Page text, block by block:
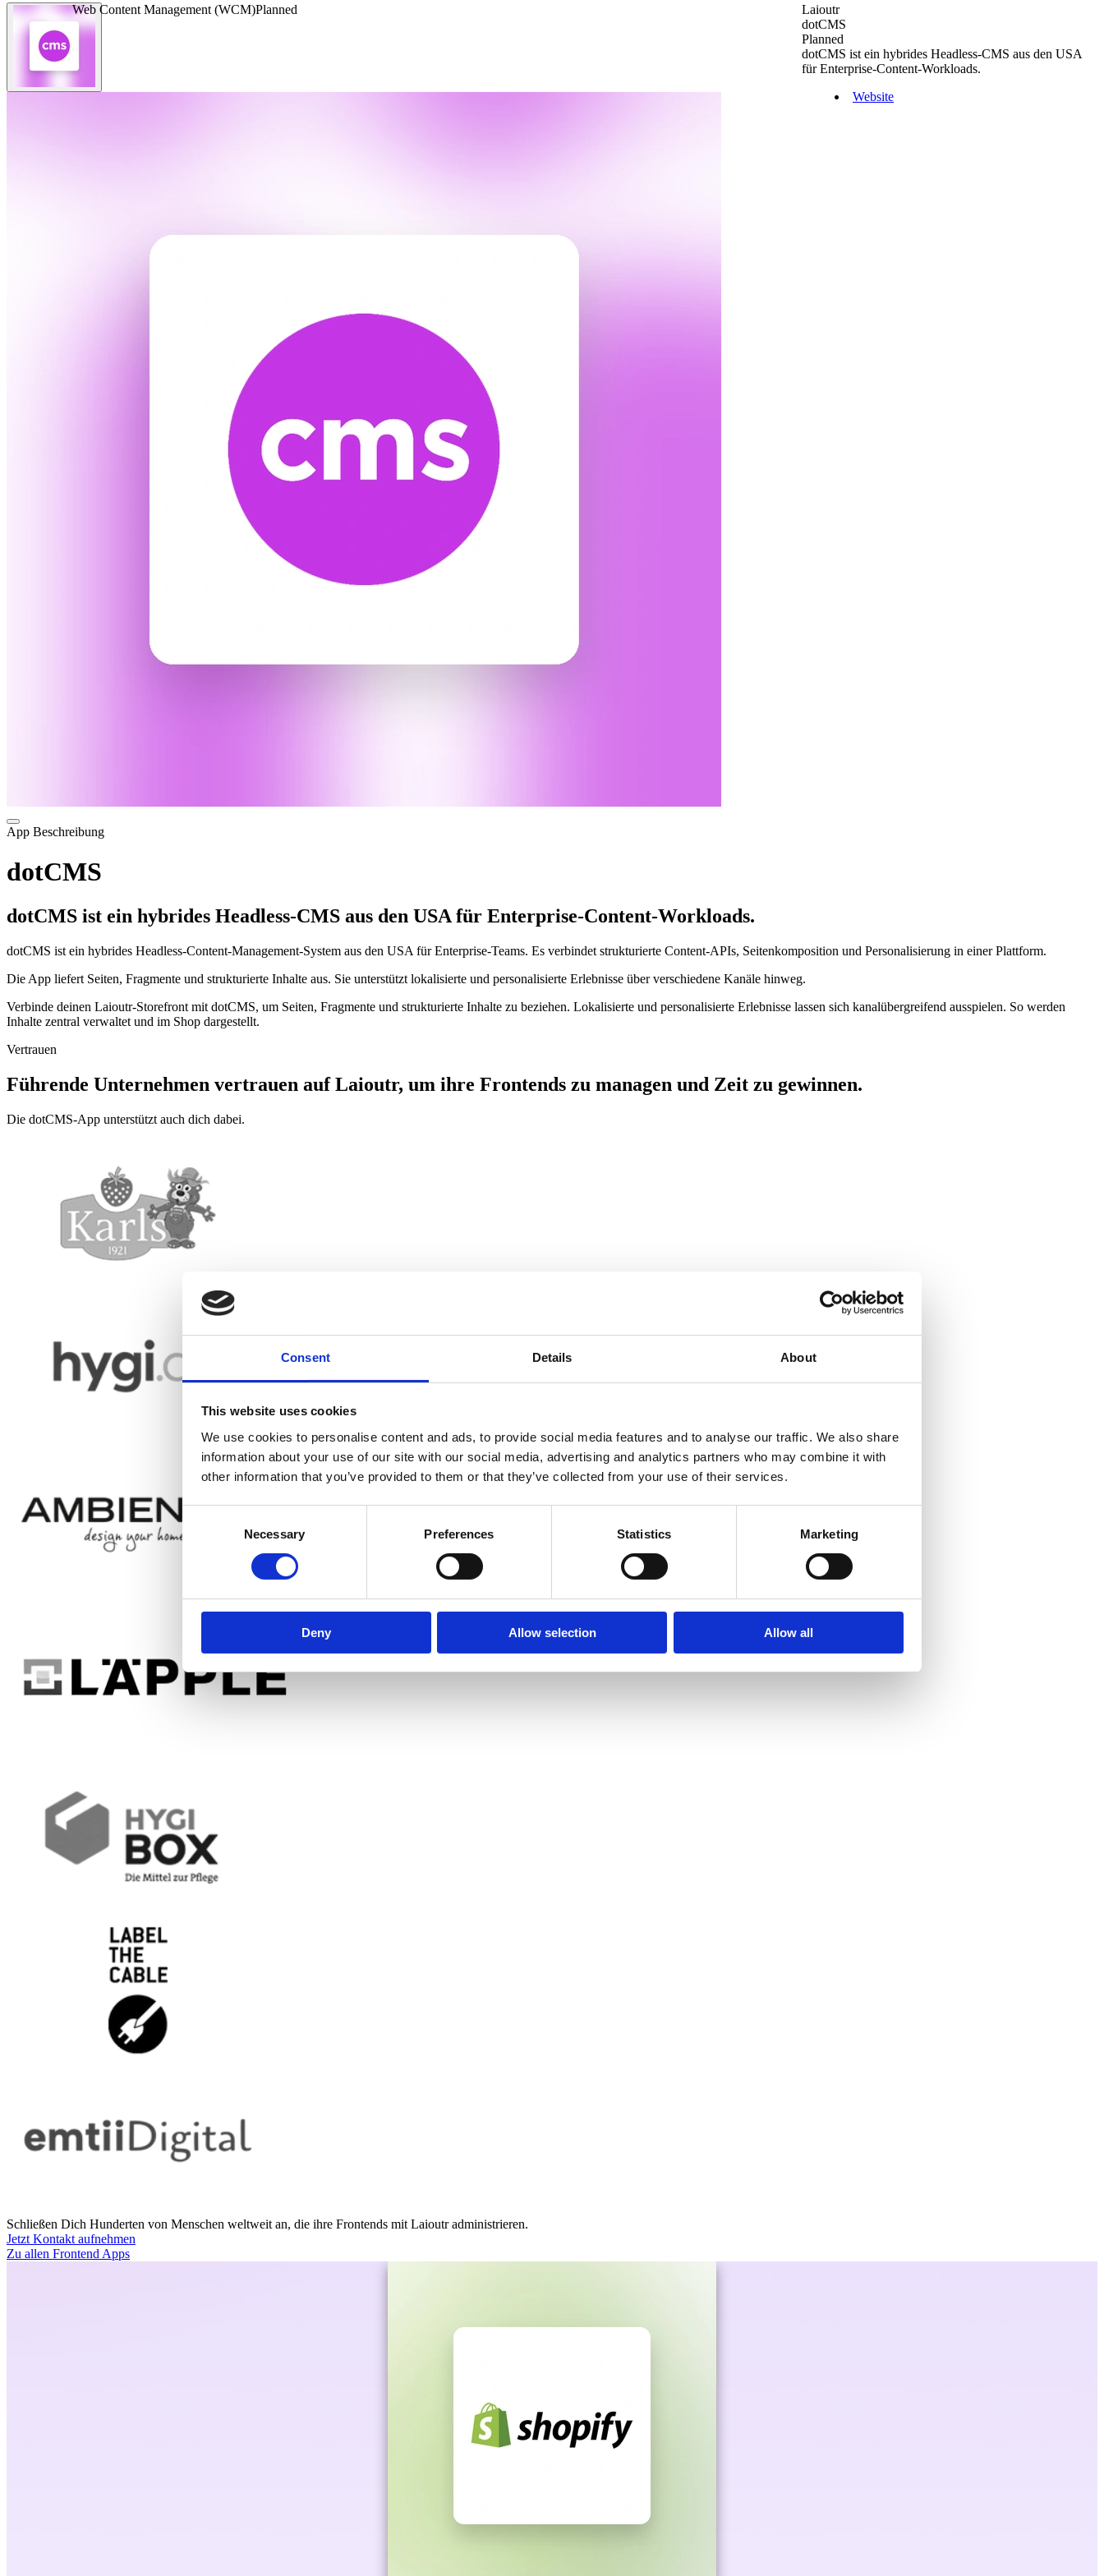
Consent Details About
This website uses cookies
We use cookies to personalise content and ads, to provide social media features and to analyse our traffic. We also share
information about your use of our site with our social media, advertising and analytics partners who may combine it with
other information that you’ve provided to them or that they’ve collected from your use of their services.
Selection
Necessary Preferences Statistics Marketing
Deny Allow selection Allow all
Web Content Management (WCM)Planned
Laioutr
dotCMS
Planned
dotCMS ist ein hybrides Headless-CMS aus den USA
für Enterprise-Content-Workloads.
Website
App Beschreibung
dotCMS
dotCMS ist ein hybrides Headless-CMS aus den USA für Enterprise-Content-Workloads.
dotCMS ist ein hybrides Headless-Content-Management-System aus den USA für Enterprise-Teams. Es verbindet strukturierte Content-APIs, Seitenkomposition und Personalisierung in einer Plattform.
Die App liefert Seiten, Fragmente und strukturierte Inhalte aus. Sie unterstützt lokalisierte und personalisierte Erlebnisse über verschiedene Kanäle hinweg.
Verbinde deinen Laioutr-Storefront mit dotCMS, um Seiten, Fragmente und strukturierte Inhalte zu beziehen. Lokalisierte und personalisierte Erlebnisse lassen sich kanalübergreifend ausspielen. So werden
Inhalte zentral verwaltet und im Shop dargestellt.
Vertrauen
Führende Unternehmen vertrauen auf Laioutr, um ihre Frontends zu managen und Zeit zu gewinnen.
Die dotCMS-App unterstützt auch dich dabei.
Schließen Dich Hunderten von Menschen weltweit an, die ihre Frontends mit Laioutr administrieren.
Jetzt Kontakt aufnehmen
Zu allen Frontend Apps